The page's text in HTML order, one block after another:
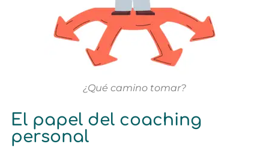
¿Qué camino tomar?
El papel del coaching
personal